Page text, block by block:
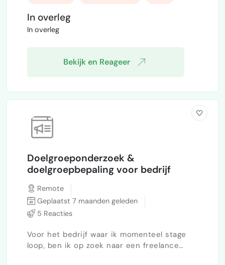
de beleving, maar het hoofddoel is: meer
abonnementen en duurzame groei . Wat je
doet: Optimaliseren van Instagram, Facebo…
Google Ads
In overleg
In overleg
Bekijk en Reageer
Doelgroeponderzoek &
doelgroepbepaling voor bedrijf
Remote
Geplaatst 7 maanden geleden
5 Reacties
Voor het bedrijf waar ik momenteel stage
loop, ben ik op zoek naar een freelance